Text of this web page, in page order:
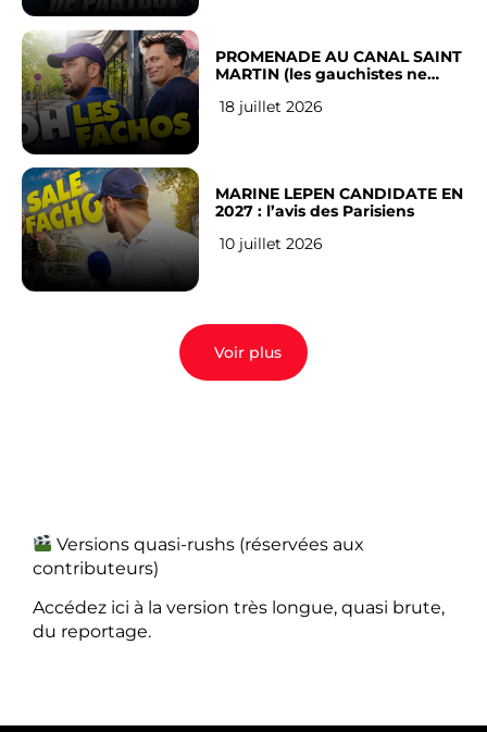
PROMENADE AU CANAL SAINT
MARTIN (les gauchistes ne
18 juillet 2026
MARINE LEPEN CANDIDATE EN
2027 : l’avis des Parisiens
10 juillet 2026
Voir plus
Versions quasi-rushs (réservées aux
contributeurs)
Accédez ici à la version très longue, quasi brute,
du reportage.